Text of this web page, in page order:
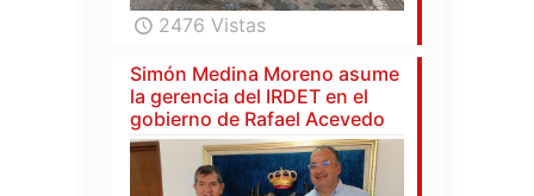
2476 Vistas
Simón Medina Moreno asume
la gerencia del IRDET en el
gobierno de Rafael Acevedo